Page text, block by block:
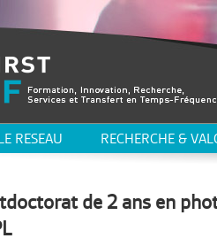
RESEAU RECHERCHE &
de 2 ans en